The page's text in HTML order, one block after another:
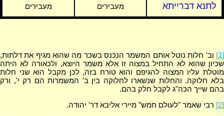
לתנא דברייתא מעבירים מעבירים
[1]
וב' חלות נוטל אותם המשמר הנכנס בשכר מה שהוא מגיף את דלתות,
שכיון שהוא לא התחיל במצוה זו אלא משמר היוצא, ולכאורה לא היתה
מוטלת עליו המצוה להגיפם והוא טורח בזה, לכן מקבל הוא שני חלות
בלא חלוקה. והחלות שנשארו לחלוקה בין ב' המשמרות הם רק י', ורק
בהם שייך הכה"ג לקבל חלק בהם.
[2]
רבי שאמר "לעולם חמש" מיירי אליבא דר' יהודה.